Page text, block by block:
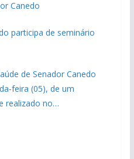
Canedo
participa de seminário
de Senador Canedo
feira (05), de um
realizado no…